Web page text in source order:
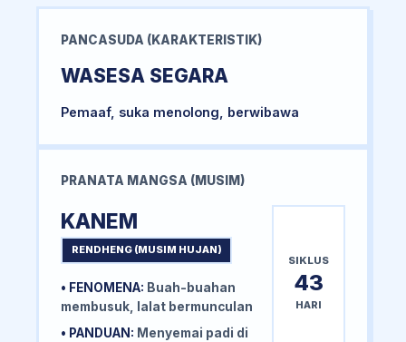
PANCASUDA (KARAKTERISTIK)
WASESA SEGARA
Pemaaf, suka menolong, berwibawa
PRANATA MANGSA (MUSIM)
KANEM
RENDHENG (MUSIM HUJAN)
• FENOMENA: Buah-buahan
membusuk, lalat bermunculan
• PANDUAN: Menyemai padi di
SIKLUS
43
HARI